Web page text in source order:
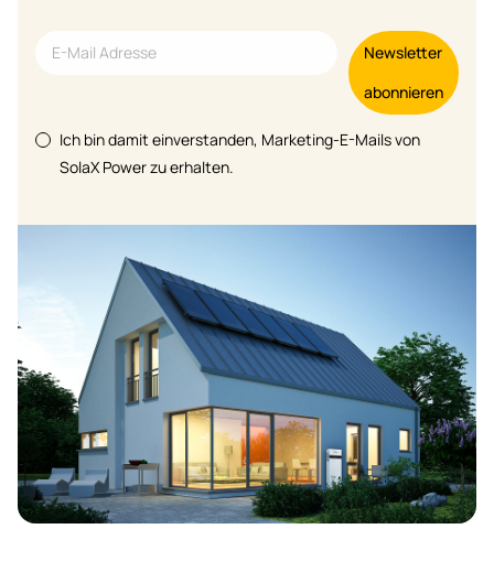
Newsletter
abonnieren
Ich bin damit einverstanden, Marketing-E-Mails von
SolaX Power zu erhalten.